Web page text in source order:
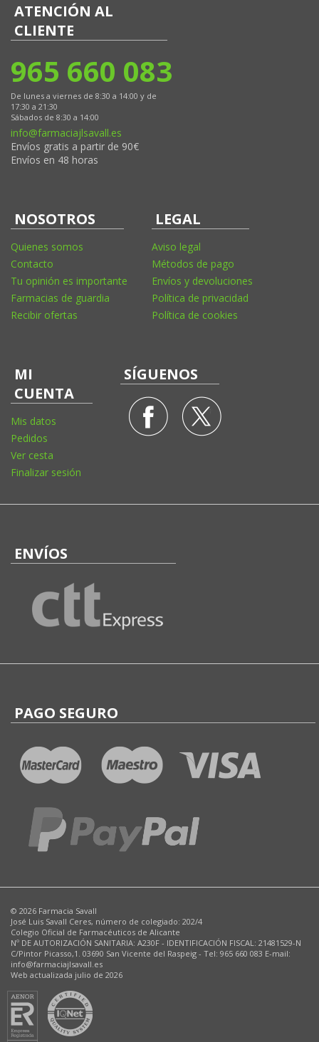
ATENCIÓN AL
CLIENTE
965 660 083
De lunes a viernes de 8:30 a 14:00 y de
17:30 a 21:30
Sábados de 8:30 a 14:00
info@farmaciajlsavall.es
Envíos gratis a partir de 90€
Envíos en 48 horas
NOSOTROS
Quienes somos
Contacto
Tu opinión es importante
Farmacias de guardia
Recibir ofertas
LEGAL
Aviso legal
Métodos de pago
Envíos y devoluciones
Política de privacidad
Política de cookies
MI
CUENTA
Mis datos
Pedidos
Ver cesta
Finalizar sesión
SÍGUENOS
ENVÍOS
PAGO SEGURO
© 2026 Farmacia Savall
José Luis Savall Ceres, número de colegiado: 202/4
Colegio Oficial de Farmacéuticos de Alicante
Nº DE AUTORIZACIÓN SANITARIA: A230F - IDENTIFICACIÓN FISCAL: 21481529-N
C/Pintor Picasso,1. 03690 San Vicente del Raspeig - Tel: 965 660 083 E-mail:
info@farmaciajlsavall.es
Web actualizada julio de 2026